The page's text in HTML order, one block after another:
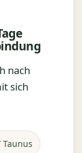
nach
sich